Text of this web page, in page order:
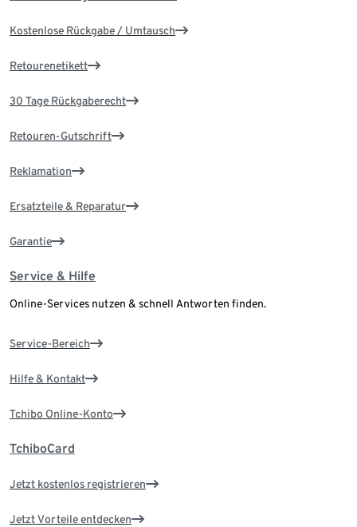
Kostenlose Rückgabe / Umtausch
Retourenetikett
30 Tage Rückgaberecht
Retouren-Gutschrift
Reklamation
Ersatzteile & Reparatur
Garantie
Service & Hilfe
Online-Services nutzen & schnell Antworten finden.
Service-Bereich
Hilfe & Kontakt
Tchibo Online-Konto
TchiboCard
Jetzt kostenlos registrieren
Jetzt Vorteile entdecken